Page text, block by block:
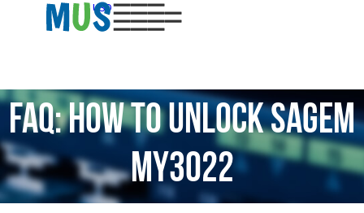
USD
FAQ: How to Unlock Sagem
MY3022